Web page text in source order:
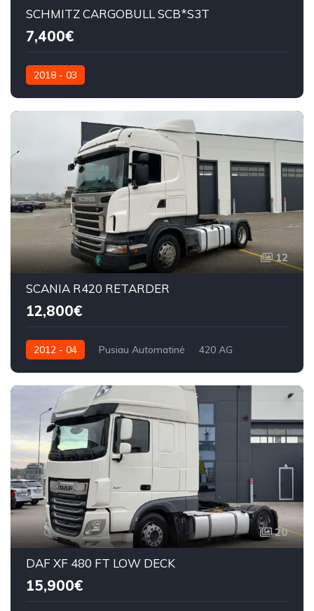
SCHMITZ CARGOBULL SCB*S3T
7,400€
2018 - 03
12
SCANIA R420 RETARDER
12,800€
2012 - 04 Pusiau Automatinė 420 AG
20
DAF XF 480 FT LOW DECK
15,900€